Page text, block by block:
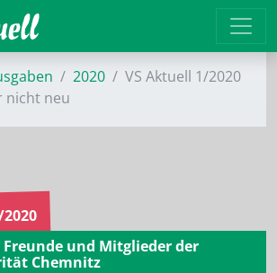
2020
VS Aktuell 1/2020
nicht neu
und Mitglieder der
Chemnitz